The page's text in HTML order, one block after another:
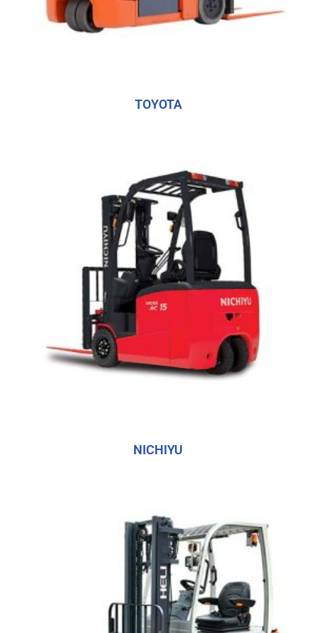
TOYOTA
NICHIYU